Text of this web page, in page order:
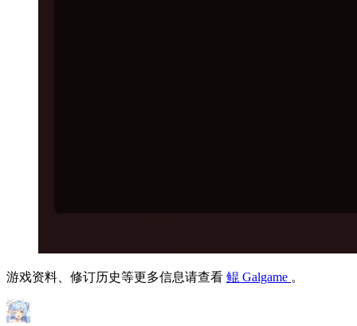
游戏资料、修订历史等更多信息请查看 鲲 Galgame 。